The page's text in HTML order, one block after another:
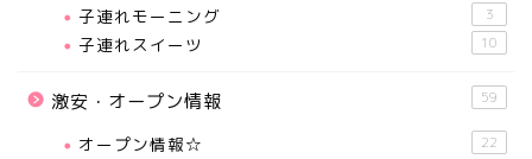
子連れモーニング 3
子連れスイーツ 10
激安・オープン情報 59
オープン情報☆ 22